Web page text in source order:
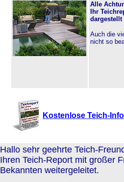
Alle
Ihr
Auch die
nicht so
Kostenlose Teich-
Hallo sehr geehrte Teich-
Ihren Teich-Report mit großer
Bekannten weitergeleitet.